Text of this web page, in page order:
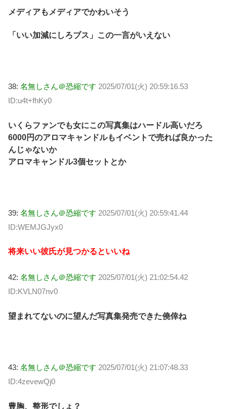
メディアもメディアでかわいそう
「いい加減にしろブス」この一言がいえない
38: 名無しさん＠恐縮です 2025/07/01(火) 20:59:16.53
ID:u4t+fhKy0
いくらファンでも女にこの写真集はハードル高いだろ
6000円のアロマキャンドルもイベントで売れば良かった
んじゃないか
アロマキャンドル3個セットとか
39: 名無しさん＠恐縮です 2025/07/01(火) 20:59:41.44
ID:WEMJGJyx0
将来いい彼氏が見つかるといいね
42: 名無しさん＠恐縮です 2025/07/01(火) 21:02:54.42
ID:KVLN07nv0
望まれてないのに望んだ写真集発売できた僥倖ね
43: 名無しさん＠恐縮です 2025/07/01(火) 21:07:48.33
ID:4zevewQj0
豊胸、整形でしょ？